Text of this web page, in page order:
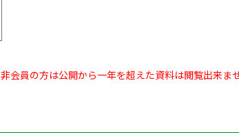
非会員の方は公開から一年を超えた資料は閲覧出来ませ